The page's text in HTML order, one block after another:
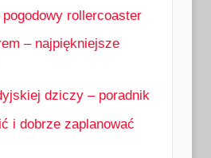
rollercoaster
– najpiękniejsze
dziczy – poradnik
i dobrze zaplanować